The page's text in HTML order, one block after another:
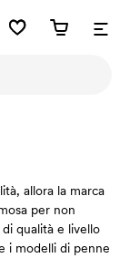
allora la marca
per non
qualità e livello
i modelli di penne